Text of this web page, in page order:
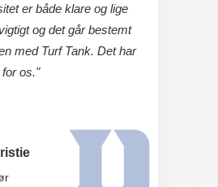
er både klare og lige
og det går bestemt
med Turf Tank. Det har
os."